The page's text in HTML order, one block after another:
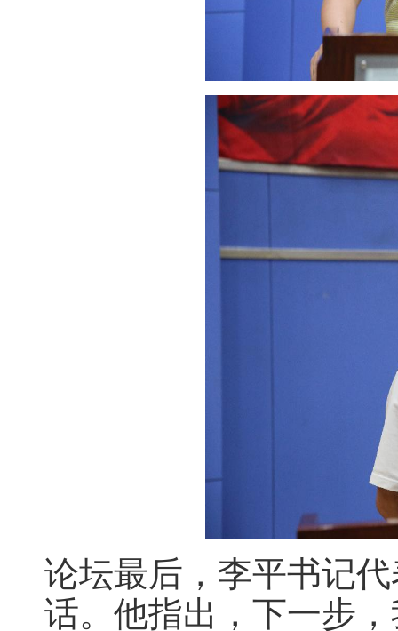
论坛最后，李平书记
话。他指出，下一步